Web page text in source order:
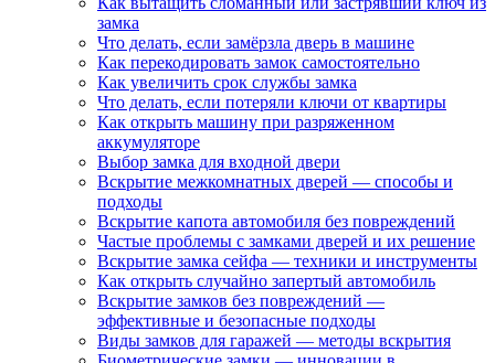
замка
Что делать, если замёрзла дверь в машине
Как перекодировать замок самостоятельно
Как увеличить срок службы замка
Что делать, если потеряли ключи от квартиры
Как открыть машину при разряженном
аккумуляторе
Выбор замка для входной двери
Вскрытие межкомнатных дверей — способы и
подходы
Вскрытие капота автомобиля без повреждений
Частые проблемы с замками дверей и их решение
Вскрытие замка сейфа — техники и инструменты
Как открыть случайно запертый автомобиль
Вскрытие замков без повреждений —
эффективные и безопасные подходы
Виды замков для гаражей — методы вскрытия